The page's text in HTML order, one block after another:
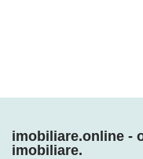
imobiliare.online -
imobiliare.